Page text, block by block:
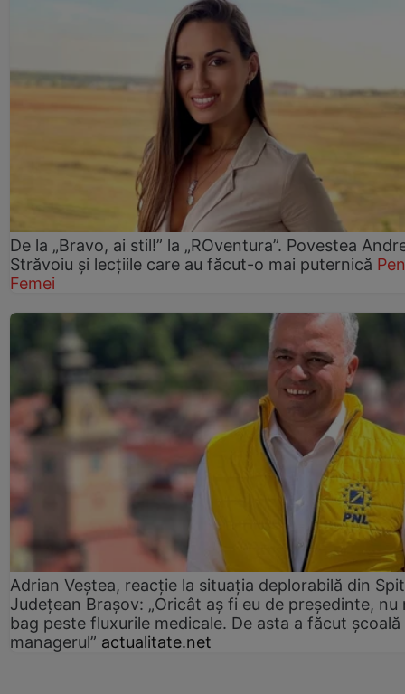
De la „Bravo, ai stil!” la „ROventura”. Povestea
Străvoiu și lecțiile care au făcut-o mai puternică
Femei
Adrian Veștea, reacție la situația deplorabilă din
Județean Brașov: „Oricât aș fi eu de președinte, nu
bag peste fluxurile medicale. De asta a făcut școală
managerul” actualitate.net